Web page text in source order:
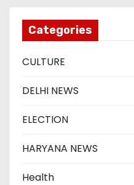
Categories
CULTURE
DELHI NEWS
ELECTION
HARYANA NEWS
Health